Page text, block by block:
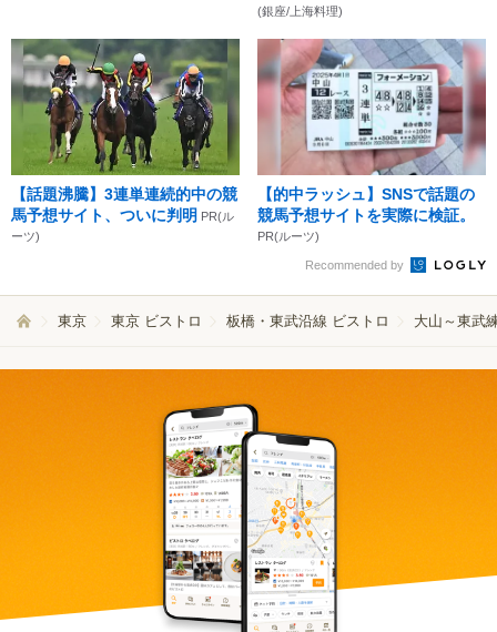
(銀座/上海料理)
【話題沸騰】3連単連続的中の競
馬予想サイト、ついに判明 PR(ル
ーツ)
【的中ラッシュ】SNSで話題の
競馬予想サイトを実際に検証。
PR(ルーツ)
Recommended by
東京 東京 ビストロ 板橋・東武沿線 ビストロ 大山～東武